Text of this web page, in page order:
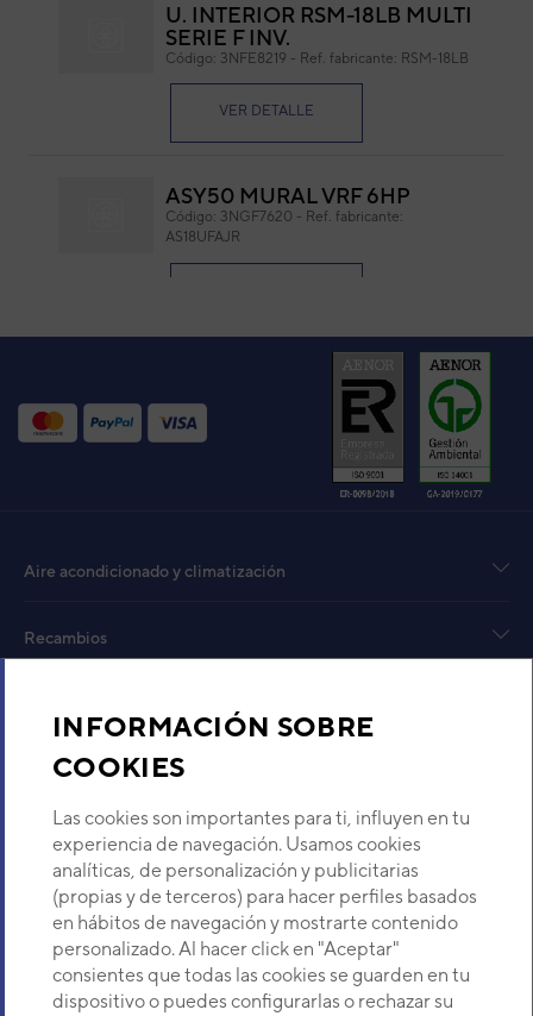
INFORMACIÓN SOBRE
COOKIES
Las cookies son importantes para ti, influyen en tu
experiencia de navegación. Usamos cookies
analíticas, de personalización y publicitarias
(propias y de terceros) para hacer perfiles basados
en hábitos de navegación y mostrarte contenido
personalizado. Al hacer click en "Aceptar"
consientes que todas las cookies se guarden en tu
dispositivo o puedes configurarlas o rechazar su
Medidas: 150 x 75 x 15 mm. (L x W x H)
U. INTERIOR RSM-18LB MULTI
SERIE F INV.
Código: 3NFE8219 - Ref. fabricante: RSM-18LB
VER DETALLE
ASY50 MURAL VRF 6HP
Código: 3NGF7620 - Ref. fabricante:
AS18UFAJR
UNIDAD INTERIOR HS-30F
Código: Ref. fabricante: HS-30FB
MURAL VRF
UNIDAD INTERIOR RS-30EB
(ASF30A)
Código:
VER DETALLE
UNIDAD INTERIOR ASG18F
Código:3NGG1121- Ref. fabricante:
ASG18FBBN
VER DETALLE
Aire acondicionado y climatización
Recambios
Descubre Eurofred
Dónde Estamos
¿Buscas un servicio técnico?
Selecciona provincia